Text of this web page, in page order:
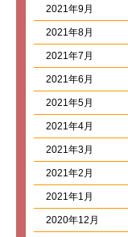
2021年9月
2021年8月
2021年7月
2021年6月
2021年5月
2021年4月
2021年3月
2021年2月
2021年1月
2020年12月